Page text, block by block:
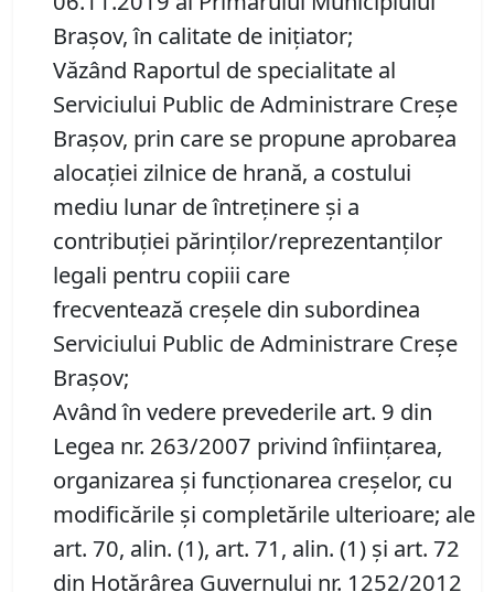
Brașov, în calitate de inițiator;
Văzând Raportul de specialitate al
Serviciului Public de Administrare Creşe
Braşov, prin care se propune aprobarea
alocației zilnice de hrană, a costului
mediu lunar de întreținere și a
contribuției părinților/reprezentanților
legali pentru copiii care
frecventează creșele din subordinea
Serviciului Public de Administrare Creșe
Brașov;
Având în vedere prevederile art. 9 din
Legea nr. 263/2007 privind înființarea,
organizarea și funcționarea creșelor, cu
modificările și completările ulterioare; ale
art. 70, alin. (1), art. 71, alin. (1) și art. 72
din Hotărârea Guvernului nr. 1252/2012